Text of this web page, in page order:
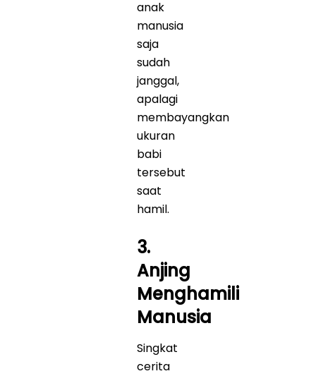
anak
manusia
saja
sudah
janggal,
apalagi
membayangkan
ukuran
babi
tersebut
saat
hamil.
3.
Anjing
Menghamili
Manusia
Singkat
cerita